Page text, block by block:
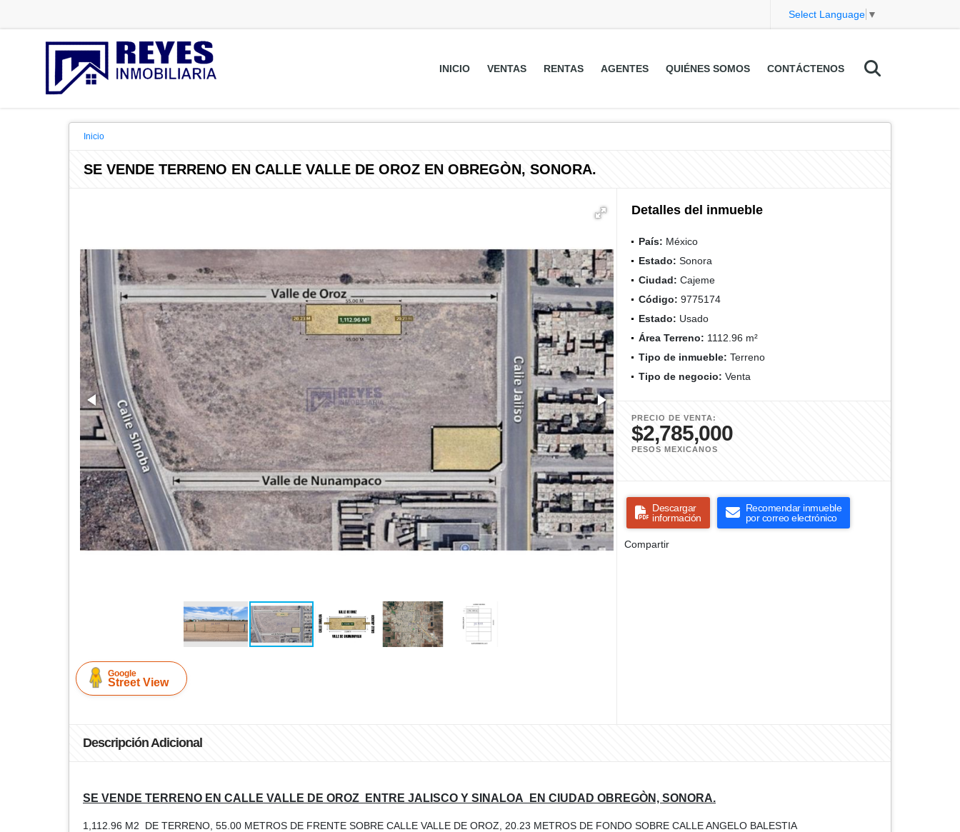
Select Language ▼
INICIO VENTAS RENTAS AGENTES QUIÉNES SOMOS CONTÁCTENOS
Inicio
SE VENDE TERRENO EN CALLE VALLE DE OROZ EN OBREGÒN, SONORA.
Google
Street View
Detalles del inmueble
País: México
Estado: Sonora
Ciudad: Cajeme
Código: 9775174
Estado: Usado
Área Terreno: 1112.96 m²
Tipo de inmueble: Terreno
Tipo de negocio: Venta
PRECIO DE VENTA:
$2,785,000
PESOS MEXICANOS
Descargar
información
Recomendar inmueble
por correo electrónico
Compartir
Descripción Adicional
SE VENDE TERRENO EN CALLE VALLE DE OROZ ENTRE JALISCO Y SINALOA EN CIUDAD OBREGÒN, SONORA.
1,112.96 M2 DE TERRENO, 55.00 METROS DE FRENTE SOBRE CALLE VALLE DE OROZ, 20.23 METROS DE FONDO SOBRE CALLE ANGELO BALESTIA